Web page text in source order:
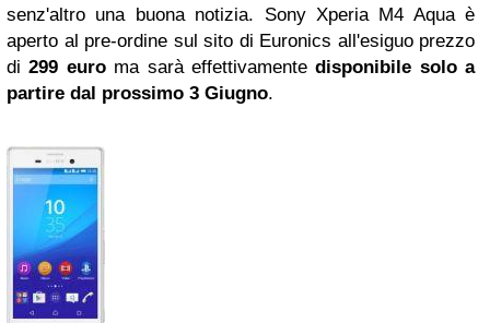
senz'altro una buona notizia. Sony Xperia M4 Aqua è
aperto al pre-ordine sul sito di Euronics all'esiguo prezzo
di 299 euroma sarà effettivamentedisponibile solo a
partire dal prossimo 3 Giugno.